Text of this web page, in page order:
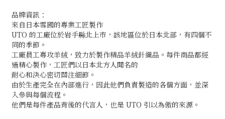
品牌資訊：
來自日本雪國的專業工匠製作
UTO 的工廠位於岩手縣北上市，該地區位於日本北部，有四個不
同的季節。
工廠員工專攻羊絨，致力於製作精品羊絨針織品。每件商品都經
過精心製作，工匠們以日本北方人聞名的
耐心和決心密切關注細節。
由於生產完全在內部進行，因此他們負責製造的各個方面，並深
入參與每個流程。
他們是每件產品背後的代言人，也是 UTO 引以為傲的來源。